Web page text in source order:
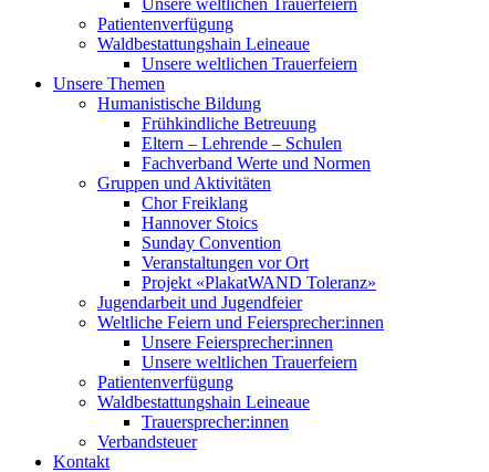
Unsere weltlichen Trauerfeiern
Patientenverfügung
Waldbestattungshain Leineaue
Unsere weltlichen Trauerfeiern
Unsere Themen
Humanistische Bildung
Frühkindliche Betreuung
Eltern – Lehrende – Schulen
Fachverband Werte und Normen
Gruppen und Aktivitäten
Chor Freiklang
Hannover Stoics
Sunday Convention
Veranstaltungen vor Ort
Projekt «PlakatWAND Toleranz»
Jugendarbeit und Jugendfeier
Weltliche Feiern und Feiersprecher:innen
Unsere Feiersprecher:innen
Unsere weltlichen Trauerfeiern
Patientenverfügung
Waldbestattungshain Leineaue
Trauersprecher:innen
Verbandsteuer
Kontakt